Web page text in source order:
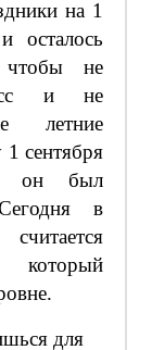
на 1
осталось
чтобы не
и не
летние
сентября
он был
в
который
для